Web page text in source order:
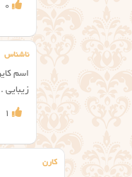
0
ناشناس
اسم
زیبایی
1
کارن